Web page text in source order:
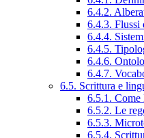
6.4.2.
6.4.3. Flussi
6.4.4.
6.4.5.
6.4.6.
6.4.7.
6.5. Scrittura e
6.5.1. Come
6.5.2. Le
6.5.3.
6.5.4.